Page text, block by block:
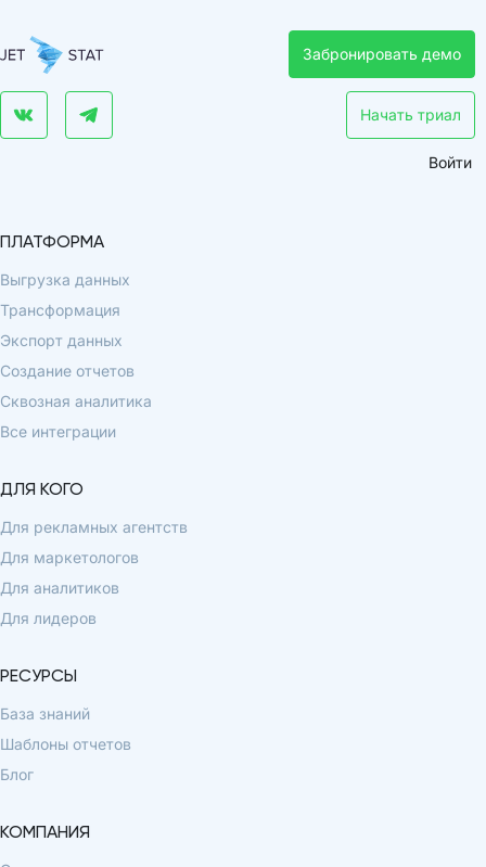
Забронировать демо
Начать триал
Войти
ПЛАТФОРМА
Выгрузка данных
Трансформация
Экспорт данных
Создание отчетов
Сквозная аналитика
Все интеграции
ДЛЯ КОГО
Для рекламных агентств
Для маркетологов
Для аналитиков
Для лидеров
РЕСУРСЫ
База знаний
Шаблоны отчетов
Блог
КОМПАНИЯ